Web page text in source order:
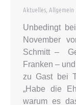
Aktuelles, Allgemein
Unbedingt
November
Schmitt –
Franken –
zu Gast bei
„Habe die
warum es